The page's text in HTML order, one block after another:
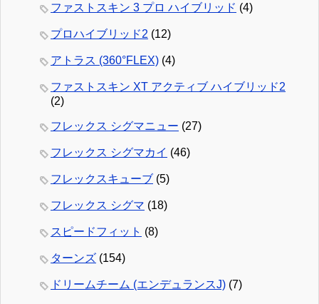
ファストスキン 3 プロ ハイブリッド (4)
プロハイブリッド2 (12)
アトラス (360°FLEX) (4)
ファストスキン XT アクティブ ハイブリッド2
(2)
フレックス シグマニュー (27)
フレックス シグマカイ (46)
フレックスキューブ (5)
フレックス シグマ (18)
スピードフィット (8)
ターンズ (154)
ドリームチーム (エンデュランスJ) (7)